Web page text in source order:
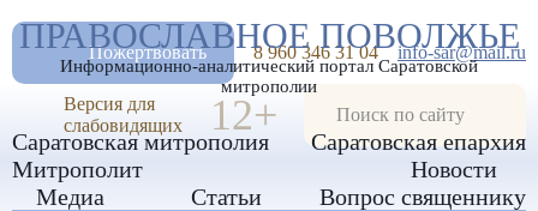
РАЗМЕР ШРИФТА А А А
ИЗОБРАЖЕНИЯ
ПРАВОСЛАВНОЕ ПОВОЛЖЬЕ
Информационно-аналитический портал Саратовской
митрополии
Пожертвовать 8 960 346 31 04 info-sar@mail.ru
Версия для
слабовидящих
12+
Саратовская митрополия
Саратовская епархия
Митрополит
Новости
Медиа
Статьи Вопрос священнику